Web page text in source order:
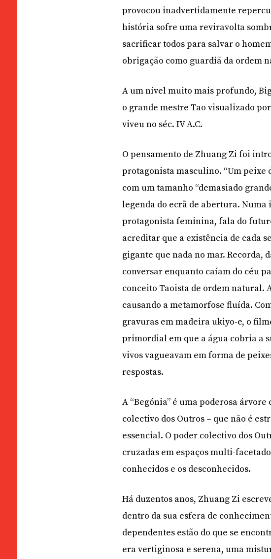
provocou inadvertidamente
história sofre uma reviravolta
sacrificar todos para salvar o
obrigação como guardiã da ordem
A um nível muito mais profundo,
o grande mestre Tao visualizado
viveu no séc. IV A.C.
O pensamento de Zhuang Zi foi
protagonista masculino. “Um peixe
com um tamanho “demasiado
legenda do ecrã de abertura. Numa
protagonista feminina, fala do
acreditar que a existência de cada
gigante que nada no mar. Recorda,
conversar enquanto caíam do céu
conceito Taoista de ordem natural.
causando a metamorfose fluída.
gravuras em madeira ukiyo-e, o
primordial em que a água cobria a
vivos vagueavam em forma de
respostas.
A “Begónia” é uma poderosa
colectivo dos Outros – que não é
essencial. O poder colectivo dos
cruzadas em espaços multi-
conhecidos e os desconhecidos.
Há duzentos anos, Zhuang Zi
dentro da sua esfera de
dependentes estão do que se
era vertiginosa e serena, uma